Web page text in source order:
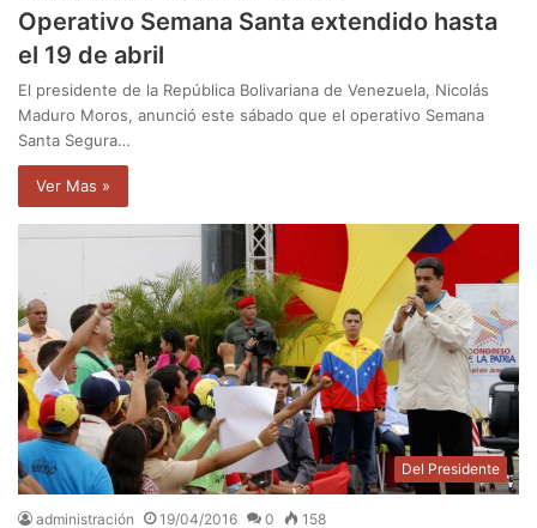
Operativo Semana Santa extendido hasta
el 19 de abril
El presidente de la República Bolivariana de Venezuela, Nicolás
Maduro Moros, anunció este sábado que el operativo Semana
Santa Segura…
Ver Mas »
Del Presidente
administración 19/04/2016 0 158